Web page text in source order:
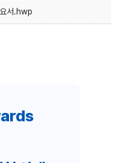
서.hwp